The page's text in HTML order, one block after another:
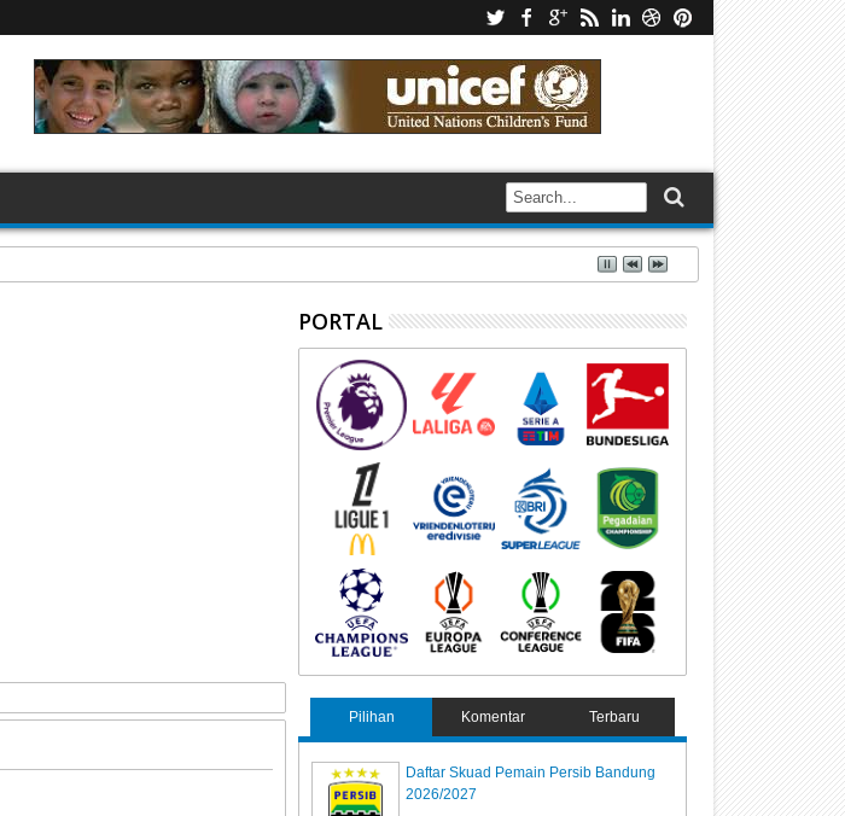
PORTAL
Pilihan Komentar Terbaru
Daftar Skuad Pemain Persib Bandung
2026/2027